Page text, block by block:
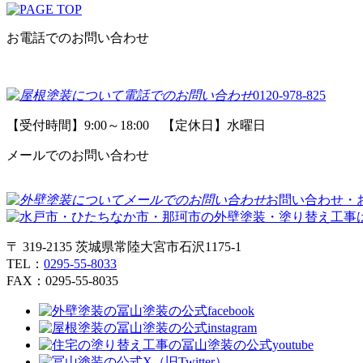
お電話でのお問い合わせ
0120-978-825
【受付時間】9:00～18:00 【定休日】水曜日
メールでのお問い合わせ
お問い合わせ・
〒 319-2135 茨城県常陸大宮市石沢1175-1
TEL： 0295-55-8033
FAX：0295-55-8035